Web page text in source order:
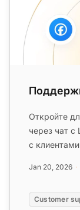
Откройте
через чат с
с
Jan 20, 2026
Customer